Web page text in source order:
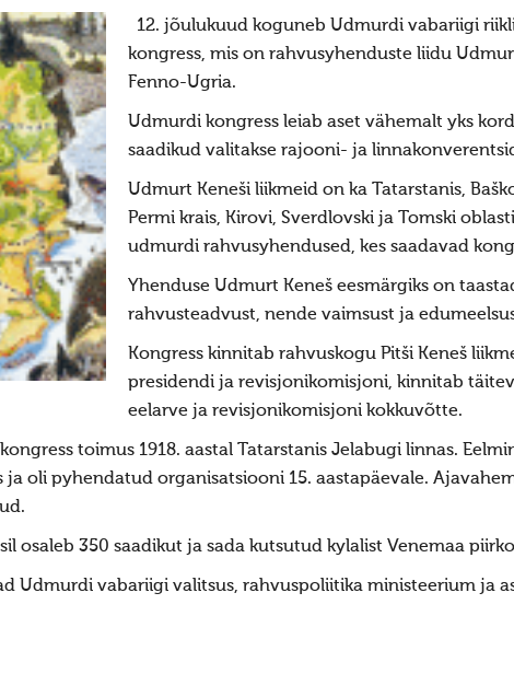
12. jõulukuud koguneb Udmurdi vabariigi
kongress, mis on rahvusyhenduste liidu
Fenno-Ugria.
Udmurdi kongress leiab aset vähemalt yks
saadikud valitakse rajooni- ja
Udmurt Keneši liikmeid on ka Tatarstanis,
Permi krais, Kirovi, Sverdlovski ja Tomski
udmurdi rahvusyhendused, kes saadavad
Yhenduse Udmurt Keneš eesmärgiks on
rahvusteadvust, nende vaimsust ja
Kongress kinnitab rahvuskogu Pitši Keneš
presidendi ja revisjonikomisjoni, kinnitab
eelarve ja revisjonikomisjoni kokkuvõtte.
toimus 1918. aastal Tatarstanis Jelabugi linnas.
ja oli pyhendatud organisatsiooni 15. aastapäevale.
osaleb 350 saadikut ja sada kutsutud kylalist Venemaa
Udmurdi vabariigi valitsus, rahvuspoliitika ministeerium ja